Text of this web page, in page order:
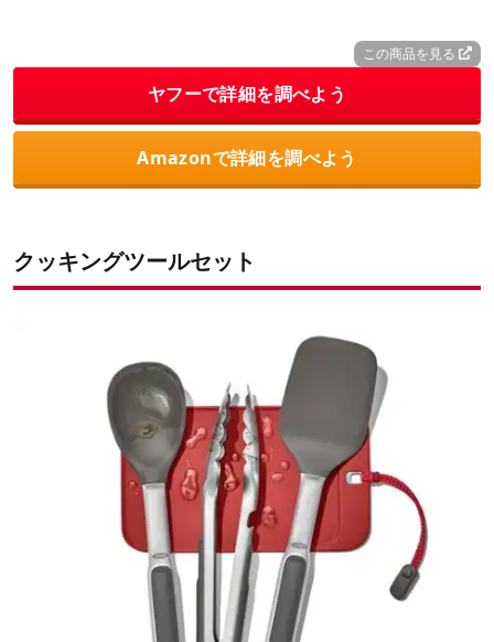
この商品を見る
ヤフーで詳細を調べよう
Amazonで詳細を調べよう
クッキングツールセット